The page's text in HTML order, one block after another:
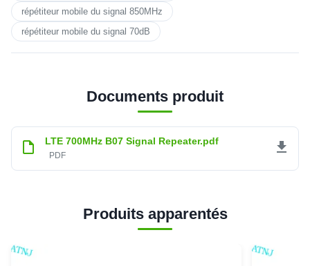
répétiteur mobile du signal 850MHz
répétiteur mobile du signal 70dB
Documents produit
LTE 700MHz B07 Signal Repeater.pdf
PDF
Produits apparentés